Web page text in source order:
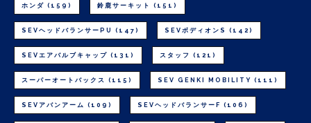
ホンダ (159) 鈴鹿サーキット (151)
SEVヘッドバランサーPU (147) SEVボディオンS (142)
SEVエアバルブキャップ (131) スタッフ (121)
スーパーオートバックス (115) SEV GENKI MOBILITY (111)
SEVアバンアーム (109) SEVヘッドバランサーF (106)